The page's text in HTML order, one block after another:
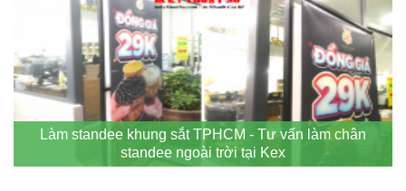
Làm standee khung sắt TPHCM - Tư vấn làm chân
standee ngoài trời tại Kex